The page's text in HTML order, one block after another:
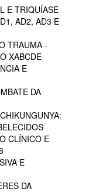
E TRIQUÍASE
AD2, AD3 E
TRAUMA -
XABCDE
E
DA
CLÍNICO E
E
DA